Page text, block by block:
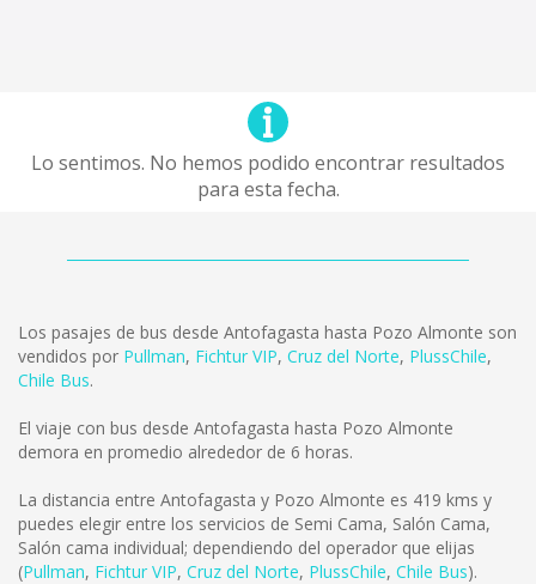
Lo sentimos. No hemos podido encontrar resultados
para esta fecha.
Los pasajes de bus desde Antofagasta hasta Pozo Almonte son
vendidos por Pullman, Fichtur VIP, Cruz del Norte, PlussChile,
Chile Bus.
El viaje con bus desde Antofagasta hasta Pozo Almonte
demora en promedio alrededor de 6 horas.
La distancia entre Antofagasta y Pozo Almonte es 419 kms y
puedes elegir entre los servicios de Semi Cama, Salón Cama,
Salón cama individual; dependiendo del operador que elijas
(Pullman, Fichtur VIP, Cruz del Norte, PlussChile, Chile Bus).